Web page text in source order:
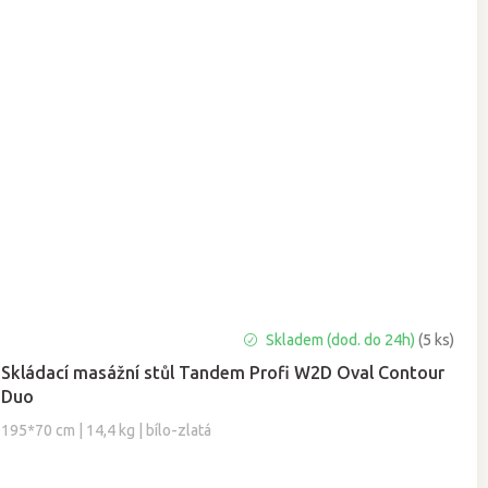
Skládací masážní stůl Tandem Profi W2D Oval Contour
Duo
195*70 cm | 14,4 kg | bílo-zlatá
hodnocení
produktu
je
5,0
Skladem (dod. do 24h)(5 ks)